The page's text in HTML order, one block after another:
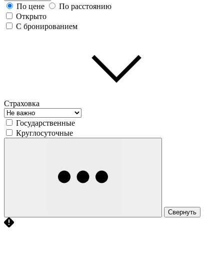
По цене
По расстоянию
Открыто
С бронированием
Страховка
Государственные
Круглосуточные
Свернуть